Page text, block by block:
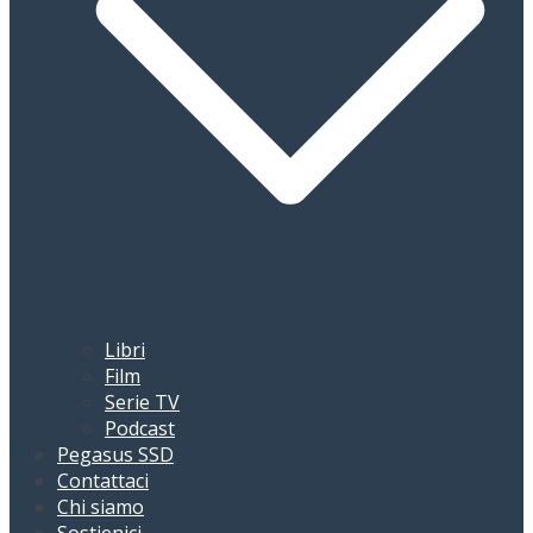
Libri
Film
Serie TV
Podcast
Pegasus SSD
Contattaci
Chi siamo